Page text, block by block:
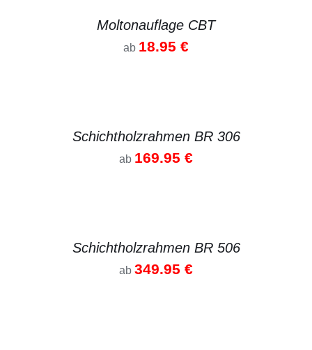
Moltonauflage CBT
ab 18.95 €
Schichtholzrahmen BR 306
ab 169.95 €
Schichtholzrahmen BR 506
ab 349.95 €